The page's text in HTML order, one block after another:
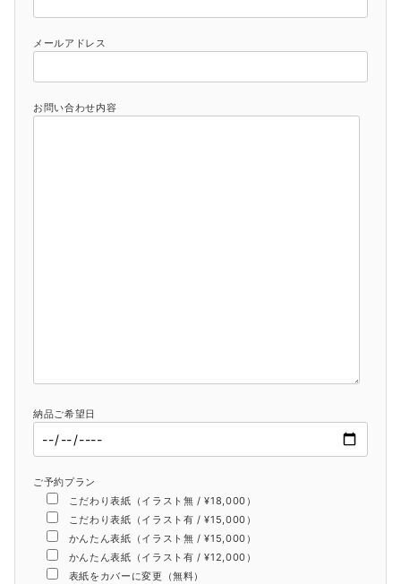
メールアドレス
お問い合わせ内容
納品ご希望日
ご予約プラン
こだわり表紙（イラスト無 / ¥18,000）
こだわり表紙（イラスト有 / ¥15,000）
かんたん表紙（イラスト無 / ¥15,000）
かんたん表紙（イラスト有 / ¥12,000）
表紙をカバーに変更（無料）